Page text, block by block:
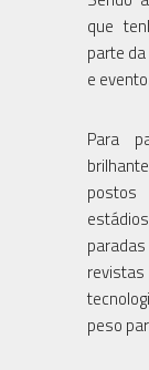
que
parte
e evento.
Para
postos
peso